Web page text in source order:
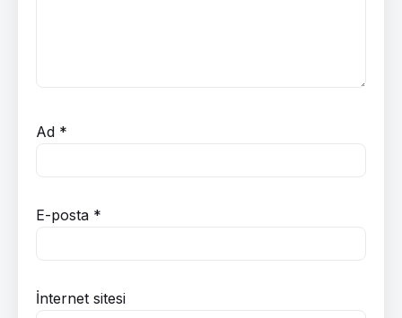
Ad *
E-posta *
İnternet sitesi